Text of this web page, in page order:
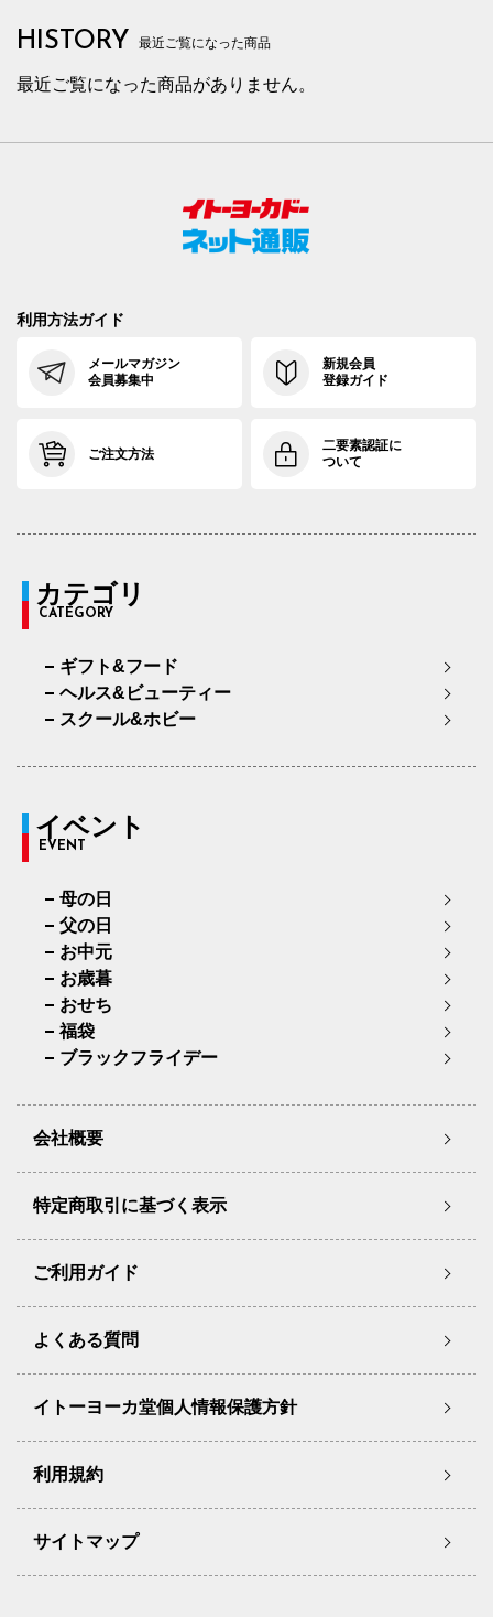
HISTORY 最近ご覧になった商品
最近ご覧になった商品がありません。
利用方法ガイド
メールマガジン
会員募集中
新規会員
登録ガイド
ご注文方法
二要素認証に
ついて
カテゴリ
CATEGORY
ギフト&フード
ヘルス&ビューティー
スクール&ホビー
イベント
EVENT
母の日
父の日
お中元
お歳暮
おせち
福袋
ブラックフライデー
会社概要
特定商取引に基づく表示
ご利用ガイド
よくある質問
イトーヨーカ堂個人情報保護方針
利用規約
サイトマップ